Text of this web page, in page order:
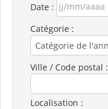
Date :
Catégorie :
Ville / Code postal :
Localisation :